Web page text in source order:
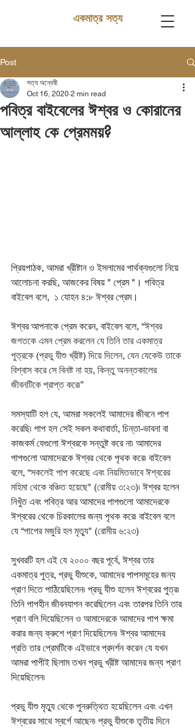
একমাত্র সত্য
Post
পবিত্র বাইবেলের ঈশ্বর ও কোরানের
আল্লাহ কে প্রেমময়?
সত্য অন্বেষী
Oct 16, 2020 2 min read
প্রিয়পাঠক, আমরা খ্রীষ্টান ও ইসলামের পার্থক্যগুলো নিয়ে
আলোচনা করছি, আজকের বিষয় " প্রেম "। পবিত্র
বাইবেল বলে,  ১ যোহন ৪:৮ ঈশ্বর প্রেম।
ঈশ্বর আপনাকে প্রেম করেন, বাইবেল বলে, “ঈশ্বর
জগতকে এমন প্রেম করলেন যে তিনি তার একমাত্র
পুত্রকে (প্রভু যীশু খ্রীষ্ট) দিয়ে দিলেন, যেন যেকেউ তাকে
বিশ্বাস করে সে বিনষ্ট না হয়, কিন্তু অনন্তকালের
জীবনটিকে প্রাপ্ত করে৷”
সমস্যাটি হল যে, আমরা সকলেই আমাদের জীবনে পাপ
করেছি৷ পাপ হল সেই সকল কথাবার্তা, চিন্তা-ভাবনা বা
কাজকর্ম যেগুলো ঈশ্বরকে সন্তুষ্ট করে না৷ আমাদের
পাপগুলো আমাদেরকে ঈশ্বর থেকে পৃথক করে৷ বাইবেল
বলে, “সকলেই পাপ করেছে এবং নিয়মিতভাবে ঈশ্বরের
মহিমা থেকে বঞ্চিত হয়েছে" (রোমীয় ৩:২৩)৷ ঈশ্বর হলেন
নিখুঁত এবং পবিত্র আর আমাদের পাপগুলো আমাদেরকে
ঈশ্বরের থেকে চিরকালের জন্য পৃথক করে৷ বাইবেল বলে
যে “পাপের মজুরি হল মৃত্যু" (রোমীয় ৬:২৩)
সুখবরটি হল এই যে ২০০০ বছর পূর্বে, ঈশ্বর তার
একমাত্র পুত্র, প্রভু যীশুকে, আমাদের পাপসমূহের জন্য
প্রাণ দিতে পাঠিয়েছিলেন৷ প্রভু যীশু হলেন ঈশ্বরের পুত্র৷
তিনি পাপহীন জীবনযাপন করেছিলেন এবং তারপর তিনি তার
প্রাণ বলি দিয়েছিলেন ও আমাদেরকে আমাদের পাপ ক্ষমা
করার জন্য ক্রুশে প্রাণ দিয়েছিলেন৷ ঈশ্বর আমাদের
প্রতি তার প্রেমটিকে এইভাবে প্রদর্শন করেন যে যখন
আমরা পাপীই ছিলাম তখন প্রভু খ্রীষ্ট আমাদের জন্য প্রাণ
দিয়েছিলেন৷
প্রভু যীশু মৃত্যু থেকে পুনরুত্থিত হয়েছিলেন এবং এখন
ঈশ্বরের সাথে স্বর্গে আছেন৷ প্রভু যীশুকে তৃতীয় দিনে